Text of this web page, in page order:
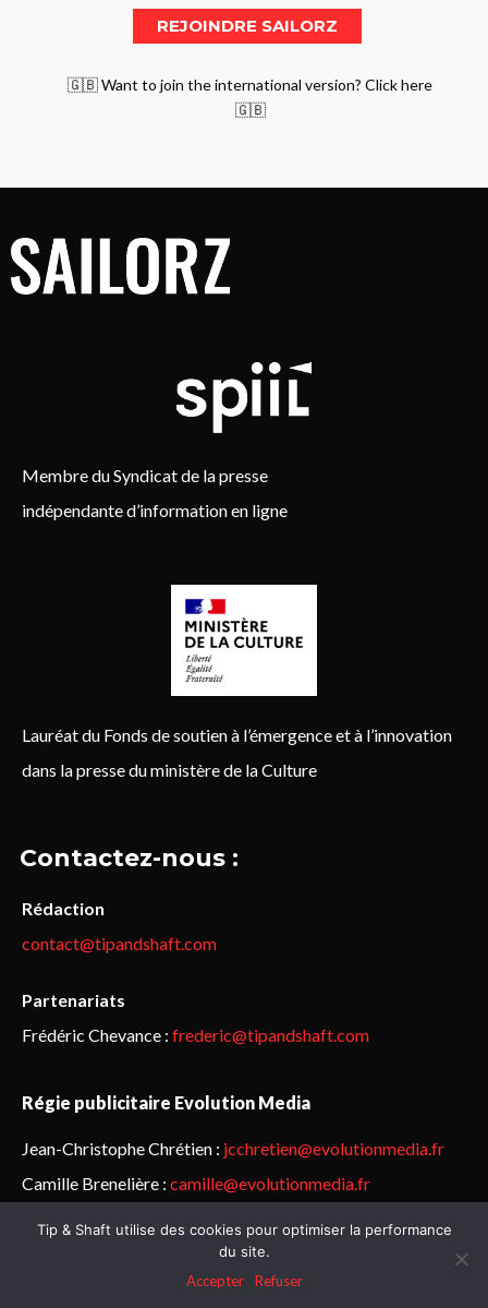
🇬🇧 Want to join the international version? Click here
🇬🇧
Membre du Syndicat de la presse
indépendante d’information en ligne
Lauréat du Fonds de soutien à l’émergence et à l’innovation
dans la presse du ministère de la Culture
Contactez-nous :
Rédaction
contact@tipandshaft.com
Partenariats
Frédéric Chevance : frederic@tipandshaft.com
Régie publicitaire Evolution Media
Jean-Christophe Chrétien : jcchretien@evolutionmedia.fr
Camille Brenelière : camille@evolutionmedia.fr
© Sailorz 2015-2025. Tous droits réservés.Mentions légales &
politique de confidentialité
Tip & Shaft utilise des cookies pour optimiser la performance
du site.
Accepter
Refuser